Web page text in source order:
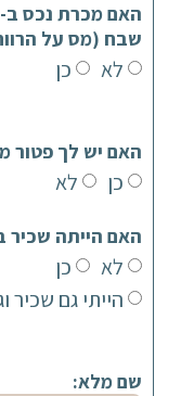
שבח (מס על
לא כן
האם יש לך פטור
כן לא
האם הייתה שכיר ב-6 שנים
לא
כן
הייתי גם שכיר וגם
שם מלא: